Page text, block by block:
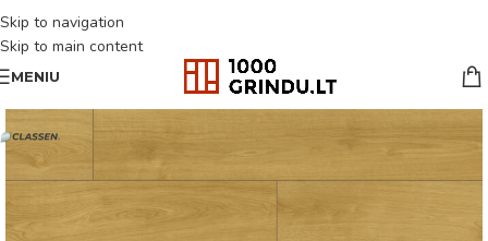
Skip to navigation
Skip to main content
MENIU